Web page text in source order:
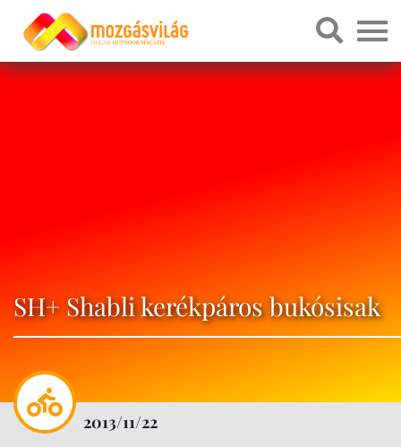
SH+ Shabli kerékpáros bukósisak
2013/11/22